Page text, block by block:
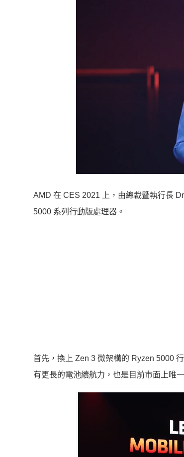
AMD 在 CES 2021 上，由總裁暨執行長
5000 系列行動版處理器。
首先，換上 Zen 3 微架構的 Ryzen 5000
有更長的電池續航力，也是目前市面上唯